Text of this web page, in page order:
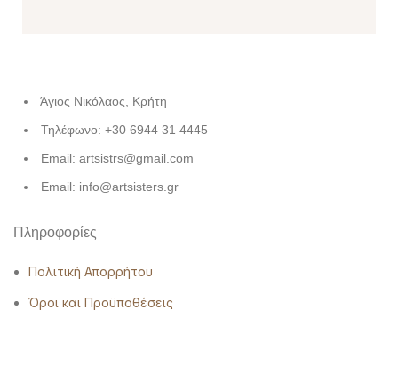
Άγιος Νικόλαος, Κρήτη
Τηλέφωνο: +30 6944 31 4445
Email: artsistrs@gmail.com
Email: info@artsisters.gr
Πληροφορίες
Πολιτική Απορρήτου
Όροι και Προϋποθέσεις